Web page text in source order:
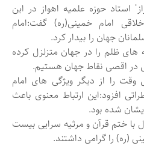
استاد حوزه علمیه اهواز در این
امام خمینی(ره) گفت:امام
جهان را بیدار کرد.
های ظلم را در جهان متزلزل کرده
در اقصی نقاط جهان هستیم.
وقت را از دیگر ویژگی های امام
افزود:این ارتباط معنوی باعث
شده بود.
با ختم قرآن و مرثیه سرایی بیست
(ره) را گرامی داشتند.